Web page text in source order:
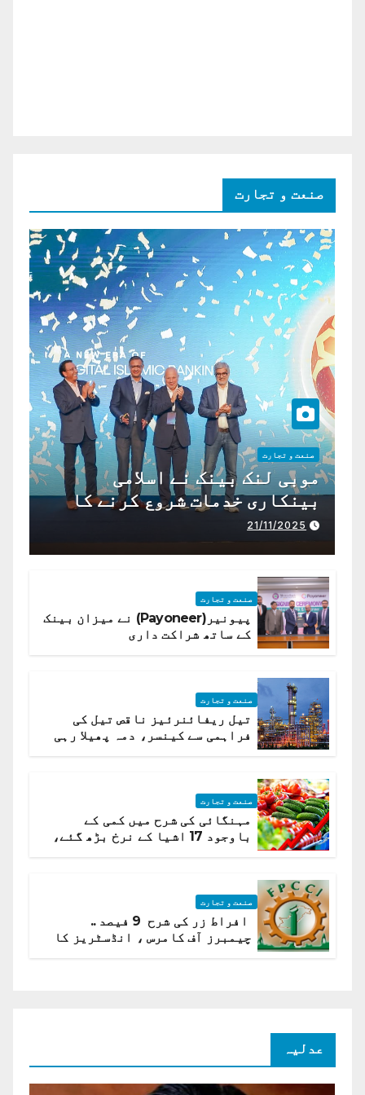
صنعت و تجارت
صنعت و تجارت
موبی لنک بینک نے اسلامی
بینکاری خدمات شروع کرنے کا
اعلان کیا ہے،
21/11/2025
صنعت و تجارت
پیونیر(Payoneer) نے میزان بینک
کے ساتھ شراکت داری
صنعت و تجارت
تیل ریفائنرئیز ناقص تیل کی
فراہمی سے کینسر، دمہ پھیلا رہی
صنعت و تجارت
مہنگائی کی شرح میں کمی کے
باوجود 17 اشیا کے نرخ بڑھ گئے،
صنعت و تجارت
افراط زر کی شرح 9 فیصد ..
چیمبرز آف کامرس ، انڈسٹریز کا
عدلیہ